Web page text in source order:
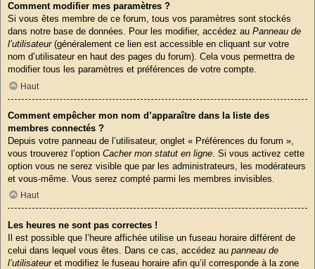
Comment modifier mes paramètres ?
Si vous êtes membre de ce forum, tous vos paramètres sont stockés
dans notre base de données. Pour les modifier, accédez au Panneau de
l’utilisateur(généralement ce lien est accessible en cliquant sur votre
nom d’utilisateur en haut des pages du forum). Cela vous permettra de
modifier tous les paramètres et préférences de votre compte.
Haut
Comment empêcher mon nom d’apparaître dans la liste des
membres connectés ?
Depuis votre panneau de l’utilisateur, onglet « Préférences du forum »,
vous trouverez l’option Cacher mon statut en ligne . Si vous activez cette
option vous ne serez visible que par les administrateurs, les modérateurs
et vous-même. Vous serez compté parmi les membres invisibles.
Haut
Les heures ne sont pas correctes !
Il est possible que l’heure affichée utilise un fuseau horaire différent de
celui dans lequel vous êtes. Dans ce cas, accédez au panneau de
l’utilisateuret modifiez le fuseau horaire afin qu’il corresponde à la zone